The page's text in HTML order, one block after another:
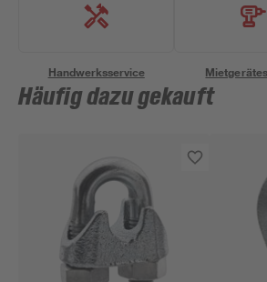
Handwerksservice
Häufig dazu gekauft